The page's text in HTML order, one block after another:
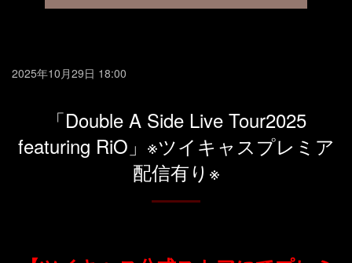
2025年10月29日 18:00
「Double A Side Live Tour2025
featuring RiO」※ツイキャスプレミア
配信有り※